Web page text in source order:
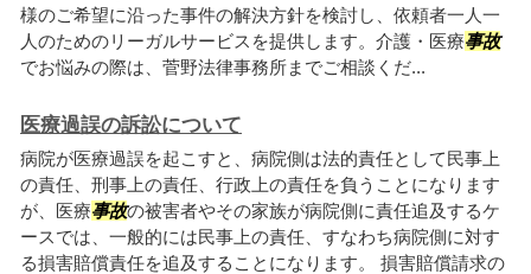
様のご希望に沿った事件の解決方針を検討し、依頼者一人一
人のためのリーガルサービスを提供します。介護・医療事故
でお悩みの際は、菅野法律事務所までご相談くだ...
医療過誤の訴訟について
病院が医療過誤を起こすと、病院側は法的責任として民事上
の責任、刑事上の責任、行政上の責任を負うことになります
が、医療事故の被害者やその家族が病院側に責任追及するケ
ースでは、一般的には民事上の責任、すなわち病院側に対す
る損害賠償責任を追及することになります。 損害賠償請求の